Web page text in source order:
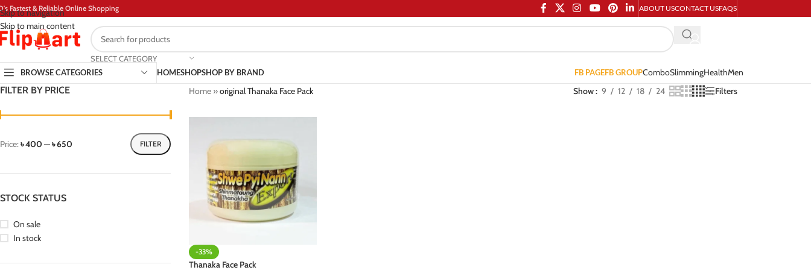
Skip to navigation
Skip to main content
Fastest & Reliable Online Shopping ABOUT USCONTACT USFAQS
SELECT CATEGORY
BROWSE CATEGORIES
HOMESHOPSHOP BY BRAND FB PAGEFB GROUPComboSlimmingHealthMen
FILTER BY PRICE
FILTER
Price:৳ 400 —৳ 650
STOCK STATUS
On sale
In stock
Home»original Thanaka Face Pack Show 9 12 18 24 Filters
-33%
Thanaka Face Pack